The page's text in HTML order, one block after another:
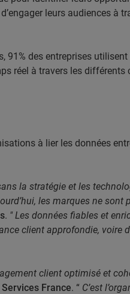
leurs audiences à
des entreprises
réel à travers les
à lier les données
la stratégie et les
les marques ne sont
. " Les données fiables et
client approfondie, voire
client optimisé et
France. “ C’est